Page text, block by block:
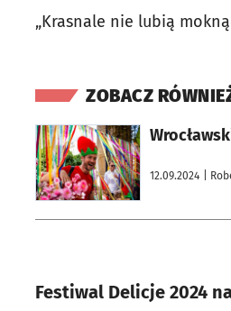
„Krasnale nie lubią
ZOBACZ
12.09.2024 |
otworzy się w nowej karcie
Festiwal Delicje 2024